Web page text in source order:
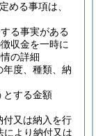
める事項は、
る事実がある
収金を一時に
の詳細
度、種類、納
とする金額
付又は納入を行
により納付又は